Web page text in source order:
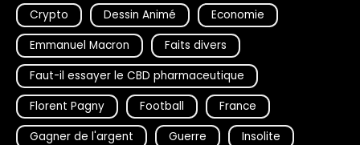
Crypto
Dessin Animé
Economie
Emmanuel Macron
Faits divers
Faut-il essayer le CBD pharmaceutique
Florent Pagny
Football
France
Gagner de l'argent
Guerre
Insolite